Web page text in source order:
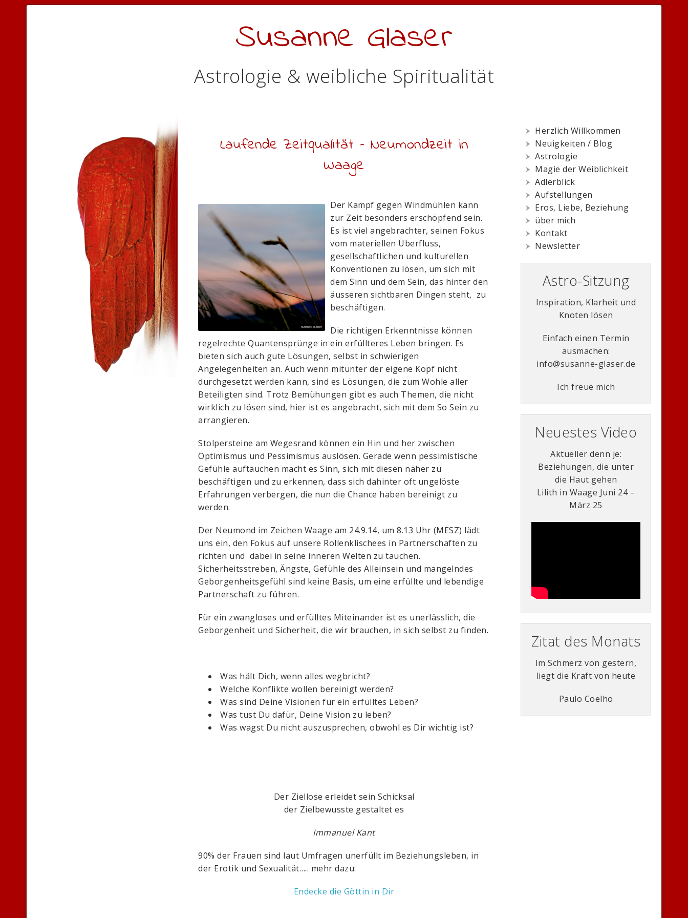
Susanne Glaser
Astrologie & weibliche Spiritualität
Laufende Zeitqualität – Neumondzeit in
Waage
Der Kampf gegen Windmühlen kann
zur Zeit besonders erschöpfend sein.
Es ist viel angebrachter, seinen Fokus
vom materiellen Überfluss,
gesellschaftlichen und kulturellen
Konventionen zu lösen, um sich mit
dem Sinn und dem Sein, das hinter den
äusseren sichtbaren Dingen steht, zu
beschäftigen.
Die richtigen Erkenntnisse können
regelrechte Quantensprünge in ein erfüllteres Leben bringen. Es
bieten sich auch gute Lösungen, selbst in schwierigen
Angelegenheiten an. Auch wenn mitunter der eigene Kopf nicht
durchgesetzt werden kann, sind es Lösungen, die zum Wohle aller
Beteiligten sind. Trotz Bemühungen gibt es auch Themen, die nicht
wirklich zu lösen sind, hier ist es angebracht, sich mit dem So Sein zu
arrangieren.
Stolpersteine am Wegesrand können ein Hin und her zwischen
Optimismus und Pessimismus auslösen. Gerade wenn pessimistische
Gefühle auftauchen macht es Sinn, sich mit diesen näher zu
beschäftigen und zu erkennen, dass sich dahinter oft ungelöste
Erfahrungen verbergen, die nun die Chance haben bereinigt zu
werden.
Der Neumond im Zeichen Waage am 24.9.14, um 8.13 Uhr (MESZ) lädt
uns ein, den Fokus auf unsere Rollenklischees in Partnerschaften zu
richten und dabei in seine inneren Welten zu tauchen.
Sicherheitsstreben, Ängste, Gefühle des Alleinsein und mangelndes
Geborgenheitsgefühl sind keine Basis, um eine erfüllte und lebendige
Partnerschaft zu führen.
Für ein zwangloses und erfülltes Miteinander ist es unerlässlich, die
Geborgenheit und Sicherheit, die wir brauchen, in sich selbst zu finden.
Was hält Dich, wenn alles wegbricht?
Welche Konflikte wollen bereinigt werden?
Was sind Deine Visionen für ein erfülltes Leben?
Was tust Du dafür, Deine Vision zu leben?
Was wagst Du nicht auszusprechen, obwohl es Dir wichtig ist?
Der Ziellose erleidet sein Schicksal
der Zielbewusste gestaltet es
Immanuel Kant
90% der Frauen sind laut Umfragen unerfüllt im Beziehungsleben, in
der Erotik und Sexualität….. mehr dazu:
Endecke die Göttin in Dir
Herzlich Willkommen
Neuigkeiten / Blog
Astrologie
Magie der Weiblichkeit
Adlerblick
Aufstellungen
Eros, Liebe, Beziehung
über mich
Kontakt
Newsletter
Astro-Sitzung
Inspiration, Klarheit und
Knoten lösen
Einfach einen Termin
ausmachen:
info@susanne-glaser.de
Ich freue mich
Neuestes Video
Aktueller denn je:
Beziehungen, die unter
die Haut gehen
Lilith in Waage Juni 24 –
März 25
Zitat des Monats
Im Schmerz von gestern,
liegt die Kraft von heute
Paulo Coelho